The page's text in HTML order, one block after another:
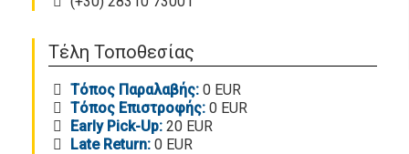
Τέλη Τοποθεσίας
Τόπος Παραλαβής: 0 EUR
Τόπος Επιστροφής: 0 EUR
Early Pick-Up: 20 EUR
Late Return: 0 EUR